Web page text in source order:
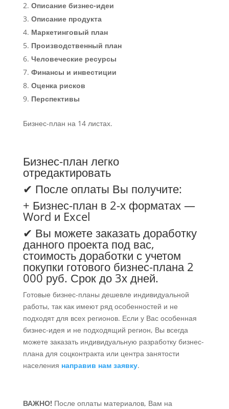
Описание бизнес-идеи
Описание продукта
Маркетинговый план
Производственный план
Человеческие ресурсы
Финансы и инвестиции
Оценка рисков
Перспективы
Бизнес-план на 14 листах.
Бизнес-план легко
отредактировать
✔ После оплаты Вы получите:
+ Бизнес-план в 2-х форматах —
Word и Excel
✔ Вы можете заказать доработку
данного проекта под вас,
стоимость доработки с учетом
покупки готового бизнес-плана 2
000 руб. Срок до 3х дней.
Готовые бизнес-планы дешевле индивидуальной
работы, так как имеют ряд особенностей и не
подходят для всех регионов. Если у Вас особенная
бизнес-идея и не подходящий регион, Вы всегда
можете заказать индивидуальную разработку бизнес-
плана для соцконтракта или центра занятости
населения направив нам заявку.
ВАЖНО!После оплаты материалов, Вам на